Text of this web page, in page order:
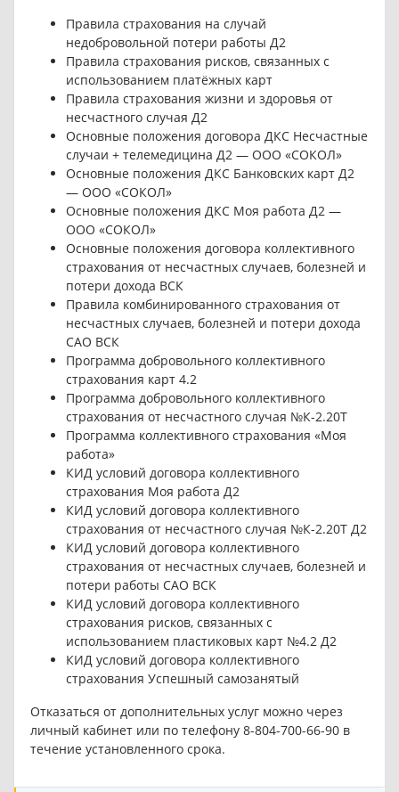
Правила страхования на случай
недобровольной потери работы Д2
Правила страхования рисков, связанных с
использованием платёжных карт
Правила страхования жизни и здоровья от
несчастного случая Д2
Основные положения договора ДКС Несчастные
случаи + телемедицина Д2 — ООО «СОКОЛ»
Основные положения ДКС Банковских карт Д2
— ООО «СОКОЛ»
Основные положения ДКС Моя работа Д2 —
ООО «СОКОЛ»
Основные положения договора коллективного
страхования от несчастных случаев, болезней и
потери дохода ВСК
Правила комбинированного страхования от
несчастных случаев, болезней и потери дохода
САО ВСК
Программа добровольного коллективного
страхования карт 4.2
Программа добровольного коллективного
страхования от несчастного случая №К-2.20T
Программа коллективного страхования «Моя
работа»
КИД условий договора коллективного
страхования Моя работа Д2
КИД условий договора коллективного
страхования от несчастного случая №К-2.20T Д2
КИД условий договора коллективного
страхования от несчастных случаев, болезней и
потери работы САО ВСК
КИД условий договора коллективного
страхования рисков, связанных с
использованием пластиковых карт №4.2 Д2
КИД условий договора коллективного
страхования Успешный самозанятый
Отказаться от дополнительных услуг можно через
личный кабинет или по телефону 8-804-700-66-90 в
течение установленного срока.